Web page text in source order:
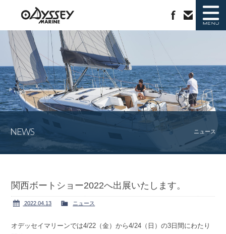
ニュース
中古艇情報 ラインナップ
ジャノー社について 会社概要
NEWS ニュース
関西ボートショー2022へ出展いたします。
2022.04.13 ニュース
オデッセイマリーンでは4/22（金）から4/24（日）の3日間にわたり